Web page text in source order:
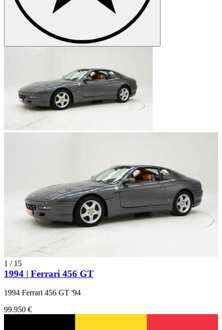
1 / 15
1994 | Ferrari 456 GT
1994 Ferrari 456 GT '94
99.950 €